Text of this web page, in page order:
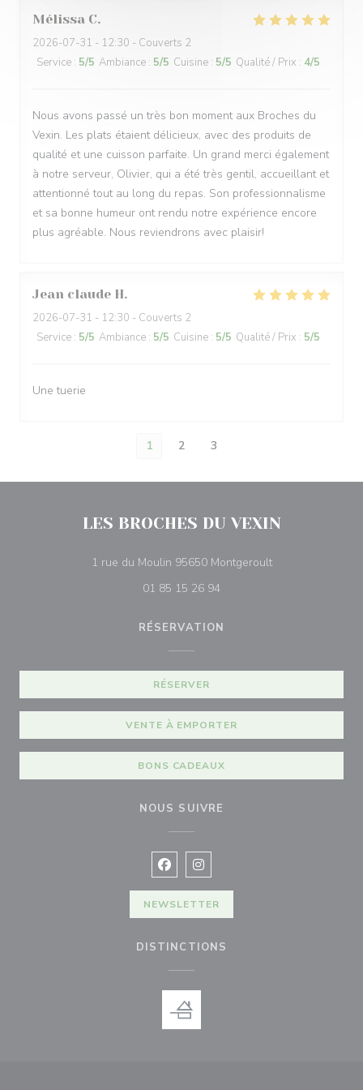
Mélissa C
2026-07-31 - 12:30 - Couverts 2
Service : 5/5 Ambiance : 5/5 Cuisine : 5/5 Qualité / Prix : 4/5
Nous avons passé un très bon moment aux Broches du
Vexin. Les plats étaient délicieux, avec des produits de
qualité et une cuisson parfaite. Un grand merci également
à notre serveur, Olivier, qui a été très gentil, accueillant et
attentionné tout au long du repas. Son professionnalisme
et sa bonne humeur ont rendu notre expérience encore
plus agréable. Nous reviendrons avec plaisir!
Jean claude H
2026-07-31 - 12:30 - Couverts 2
Service : 5/5 Ambiance : 5/5 Cuisine : 5/5 Qualité / Prix : 5/5
Une tuerie
1 2 3
LES BROCHES DU VEXIN
1 rue du Moulin 95650 Montgeroult((ouvre une
01 85 15 26 94
RÉSERVATION
RÉSERVER
VENTE À EMPORTER
BONS CADEAUX
NOUS SUIVRE
Facebook ((ouvre une nouvelle
Instagram ((ouvre une
NEWSLETTER
DISTINCTIONS